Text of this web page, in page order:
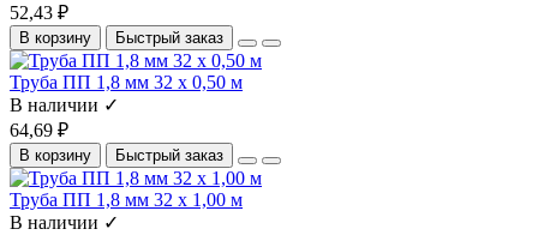
52,43 ₽
В корзину Быстрый заказ
Труба ПП 1,8 мм 32 x 0,50 м
В наличии ✓
64,69 ₽
В корзину Быстрый заказ
Труба ПП 1,8 мм 32 x 1,00 м
В наличии ✓